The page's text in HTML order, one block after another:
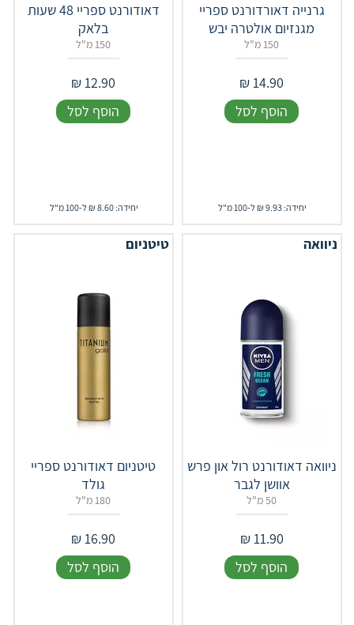
גרנייה דאורדורנט ספריי
מגנזיום אולטרה יבש
150 מ"ל
14.90
₪
הוסף לסל
יחידה: 9.93 ₪ ל-100 מ"ל
דאודורנט ספריי 48 שעות
בלאק
150 מ"ל
12.90
₪
הוסף לסל
יחידה: 8.60 ₪ ל-100 מ"ל
ניוואה
ניוואה דאודורנט רול און פרש
אוושן לגבר
50 מ"ל
11.90
₪
הוסף לסל
טיטניום
טיטניום דאודורנט ספריי
גולד
180 מ"ל
16.90
₪
הוסף לסל